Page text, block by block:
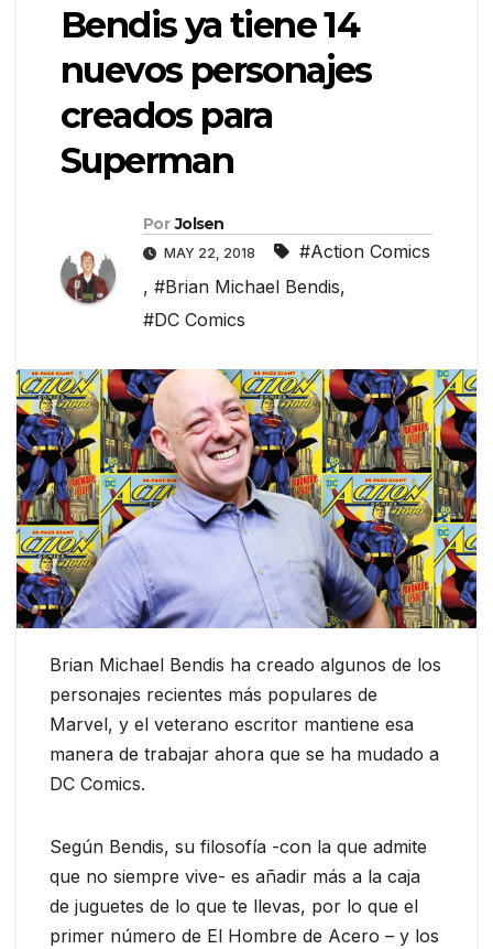
Bendis ya tiene 14
nuevos personajes
creados para
Superman
Por Jolsen
MAY 22, 2018
#Action Comics
, #Brian Michael Bendis,
#DC Comics
Brian Michael Bendis ha creado algunos de los
personajes recientes más populares de
Marvel, y el veterano escritor mantiene esa
manera de trabajar ahora que se ha mudado a
DC Comics.
Según Bendis, su filosofía -con la que admite
que no siempre vive- es añadir más a la caja
de juguetes de lo que te llevas, por lo que el
primer número de El Hombre de Acero – y los